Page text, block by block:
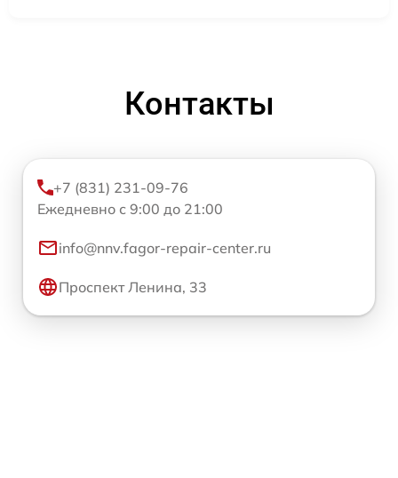
Контакты
+7 (831) 231-09-76
Ежедневно с 9:00 до 21:00
info@nnv.fagor-repair-center.ru
Проспект Ленина, 33